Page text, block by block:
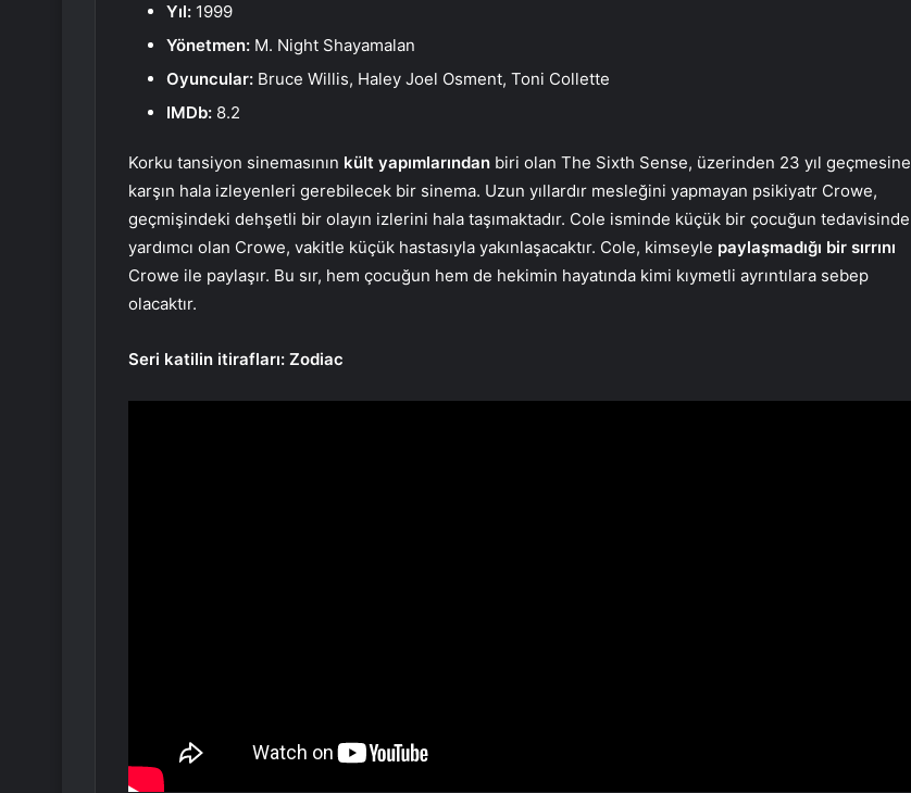
Yıl: 1999
Yönetmen: M. Night Shayamalan
Oyuncular: Bruce Willis, Haley Joel Osment, Toni Collette
IMDb: 8.2
Korku tansiyon sinemasının kült yapımlarından biri olan The Sixth Sense, üzerinden 23 yıl geçmesine
karşın hala izleyenleri gerebilecek bir sinema. Uzun yıllardır mesleğini yapmayan psikiyatr Crowe,
geçmişindeki dehşetli bir olayın izlerini hala taşımaktadır. Cole isminde küçük bir çocuğun tedavisinde
yardımcı olan Crowe, vakitle küçük hastasıyla yakınlaşacaktır. Cole, kimseyle paylaşmadığı bir sırrını
Crowe ile paylaşır. Bu sır, hem çocuğun hem de hekimin hayatında kimi kıymetli ayrıntılara sebep
olacaktır.
Seri katilin itirafları: Zodiac